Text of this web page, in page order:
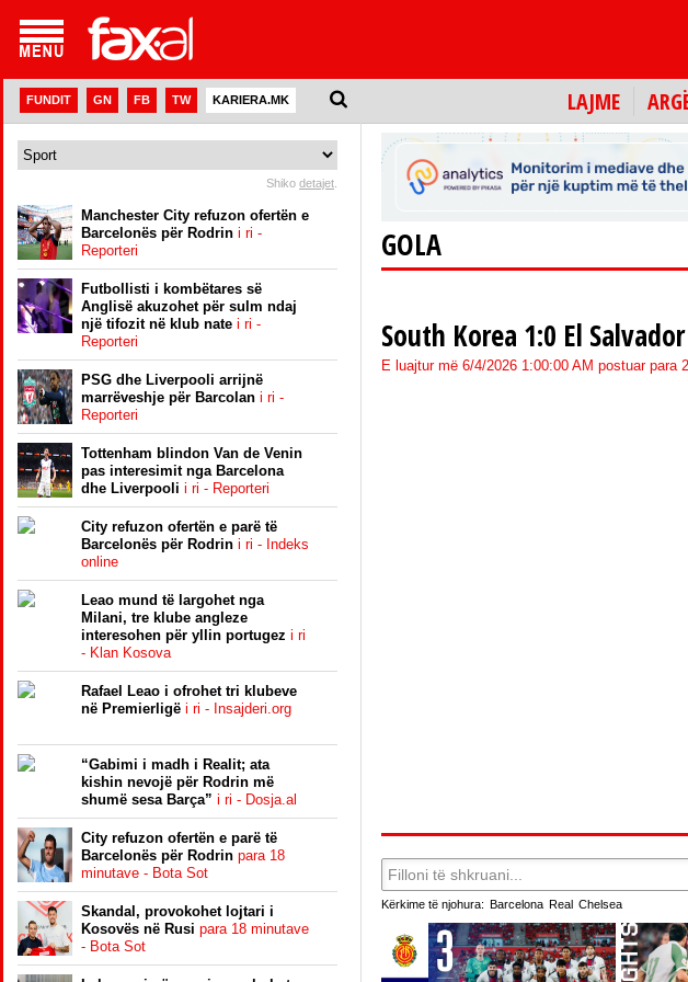
FUNDIT GN FB TW KARIERA.MK LAJME
Shiko detajet
Manchester City refuzon ofertën e
Barcelonës për Rodrin i ri -
Reporteri
Futbollisti i kombëtares së
Anglisë akuzohet për sulm ndaj
një tifozit në klub nate i ri -
Reporteri
PSG dhe Liverpooli arrijnë
marrëveshje për Barcolan i ri -
Reporteri
Tottenham blindon Van de Venin
pas interesimit nga Barcelona
dhe Liverpooli i ri - Reporteri
City refuzon ofertën e parë të
Barcelonës për Rodrin i ri - Indeks
online
Leao mund të largohet nga
Milani, tre klube angleze
interesohen për yllin portugez i ri
- Klan Kosova
Rafael Leao i ofrohet tri klubeve
në Premierligë i ri - Insajderi.org
“Gabimi i madh i Realit; ata
kishin nevojë për Rodrin më
shumë sesa Barça” i ri - Dosja.al
City refuzon ofertën e parë të
Barcelonës për Rodrin para 18
minutave - Bota Sot
Skandal, provokohet lojtari i
Kosovës në Rusi para 18 minutave
- Bota Sot
GOLA
South Korea 1:0 El Salvador
E luajtur më 6/4/2026 1:00:00 AM postuar para
Kërkime të njohura: Barcelona Real Chelsea